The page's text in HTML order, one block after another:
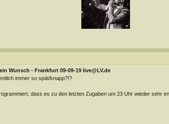
Wunsch - Frankfurt 09-09-19 live@LV.de
immer so spät/knapp?!?
dass es zu den letzten Zugaben um 23 Uhr wieder sehr